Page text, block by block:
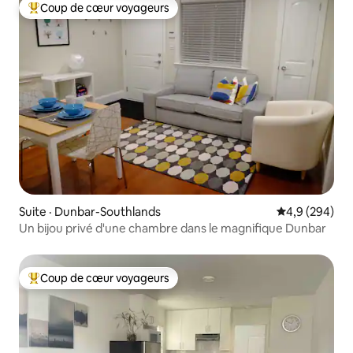
Coup de cœur voyageurs parmi les plus aimés
Coup de cœur voyageurs
Suite · Dunbar-Southlands Note
4,9 (294)
Un bijou privé d'une chambre dans le magnifique Dunbar
Coup de cœur voyageurs parmi les plus aimés
Coup de cœur voyageurs